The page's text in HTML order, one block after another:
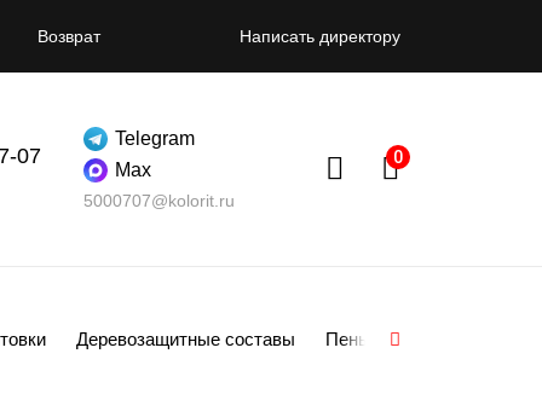
Возврат Написать директору
07
Telegram
Max
5000707@kolorit.ru
Деревозащитные составы Пены